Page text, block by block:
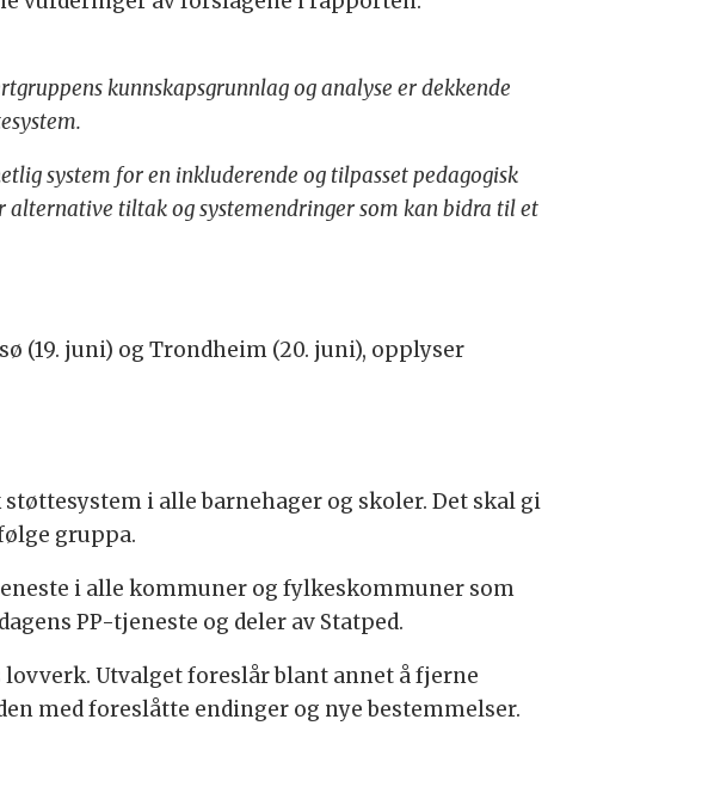
kunnskapsgrunnlag og analyse er dekkende
system for en inkluderende og tilpasset pedagogisk
alternative tiltak og systemendringer som kan bidra til et
(19. juni) og Trondheim (20. juni), opplyser
i alle barnehager og skoler. Det skal gi
gruppa.
i alle kommuner og fylkeskommuner som
PP-tjeneste og deler av Statped.
Utvalget foreslår blant annet å fjerne
med foreslåtte endinger og nye bestemmelser.